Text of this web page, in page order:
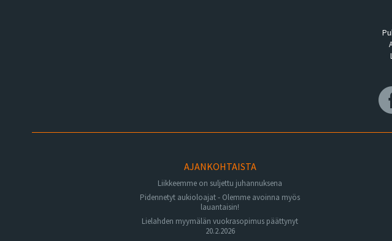
AJANKOHTAISTA
Liikkeemme on suljettu juhannuksena
Pidennetyt aukioloajat - Olemme avoinna myös
lauantaisin!
Lielahden myymälän vuokrasopimus päättynyt
20.2.2026